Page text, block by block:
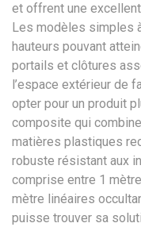
et offrent une
Les modèles simples
hauteurs pouvant
portails et clôtures
l’espace extérieur de
opter pour un produit
composite qui
matières plastiques
robuste résistant aux
comprise entre 1
mètre linéaires
puisse trouver sa